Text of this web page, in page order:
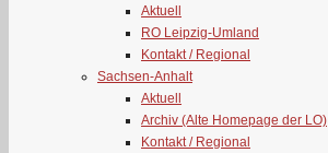
Aktuell
RO Leipzig-Umland
Kontakt / Regional
Sachsen-Anhalt
Aktuell
Archiv (Alte Homepage der LO)
Kontakt / Regional